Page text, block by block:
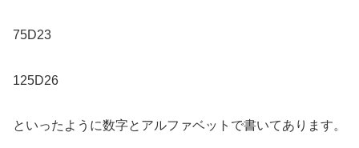
75D23
125D26
といったように数字とアルファベットで書いてあります。